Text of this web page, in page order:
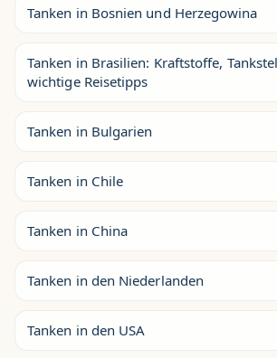
Tanken in Bosnien und Herzegowina
Tanken in Brasilien: Kraftstoffe,
wichtige Reisetipps
Tanken in Bulgarien
Tanken in Chile
Tanken in China
Tanken in den Niederlanden
Tanken in den USA